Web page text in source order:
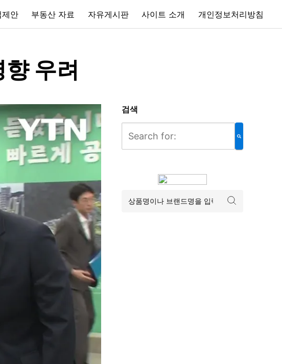
제안 부동산 자료 자유게시판 사이트 소개 개인정보처리방침
우려
검색